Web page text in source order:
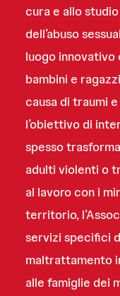
cura e allo
dell’abuso
luogo
bambini e
causa di traumi
l’obiettivo di
spesso
adulti violenti o
al lavoro con i
territorio,
servizi specifici
maltrattamento
alle famiglie dei